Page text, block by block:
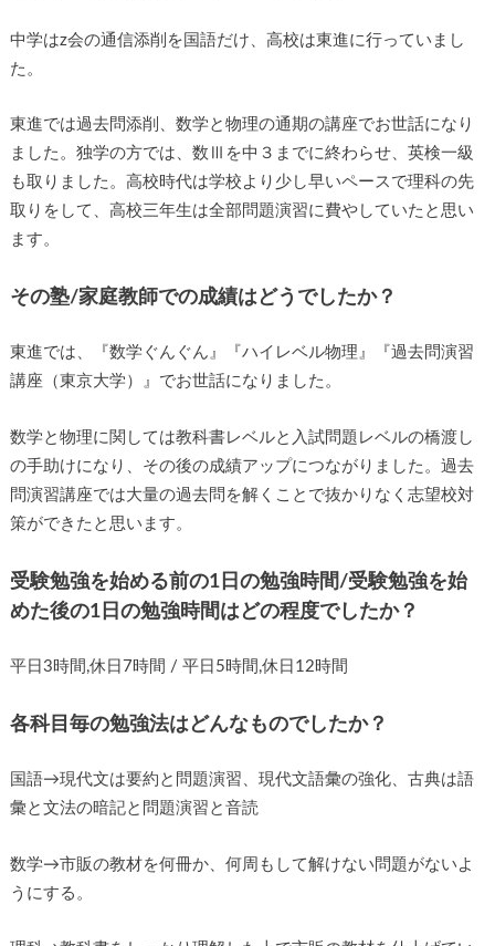
中学はz会の通信添削を国語だけ、高校は東進に行っていまし
た。
東進では過去問添削、数学と物理の通期の講座でお世話になり
ました。独学の方では、数Ⅲを中３までに終わらせ、英検一級
も取りました。高校時代は学校より少し早いペースで理科の先
取りをして、高校三年生は全部問題演習に費やしていたと思い
ます。
その塾/家庭教師での成績はどうでしたか？
東進では、『数学ぐんぐん』『ハイレベル物理』『過去問演習
講座（東京大学）』でお世話になりました。
数学と物理に関しては教科書レベルと入試問題レベルの橋渡し
の手助けになり、その後の成績アップにつながりました。過去
問演習講座では大量の過去問を解くことで抜かりなく志望校対
策ができたと思います。
受験勉強を始める前の1日の勉強時間/受験勉強を始
めた後の1日の勉強時間はどの程度でしたか？
平日3時間,休日7時間 / 平日5時間,休日12時間
各科目毎の勉強法はどんなものでしたか？
国語→現代文は要約と問題演習、現代文語彙の強化、古典は語
彙と文法の暗記と問題演習と音読
数学→市販の教材を何冊か、何周もして解けない問題がないよ
うにする。